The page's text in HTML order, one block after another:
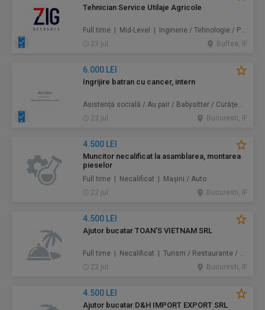
Tehnician Service Utilaje Agricole
Full time | Mid-Level | Inginerie / Tehnologie / Producție
23 jul.
Buftea, IF
6.000 LEI
Ingrijire batran cu cancer, intern
Asistență socială / Au pair / Babysitter / Curăţenie / Prestări servicii
22 jul.
Bucuresti, IF
4.500 LEI
Muncitor necalificat la asamblarea, montarea
pieselor
Full time | Necalificat | Maşini / Auto
22 jul.
Bucuresti, IF
4.500 LEI
Ajutor bucatar TOAN’S VIETNAM SRL
Full time | Necalificat | Turism / Restaurante / Hoteluri
22 jul.
Bucuresti, IF
4.500 LEI
Ajutor bucatar D&H IMPORT EXPORT SRL